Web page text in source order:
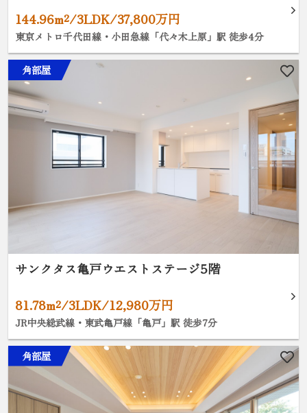
144.96m²/3LDK/37,800万円
東京メトロ千代田線・小田急線「代々木上原」駅 徒歩4分
角部屋
サンクタス亀戸ウエストステージ5階
81.78m²/3LDK/12,980万円
JR中央総武線・東武亀戸線「亀戸」駅 徒歩7分
角部屋